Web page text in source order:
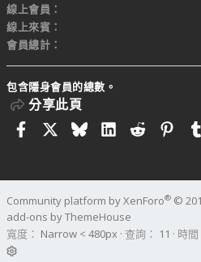
線上會員
線上來賓
會員總計
包含隱身會員的總數。
分享此頁
FacebookBlueskyLinkedIn
Reddit
Community platform by XenForo® ©
add-ons by ThemeHouse
寬度
查詢 11 時間